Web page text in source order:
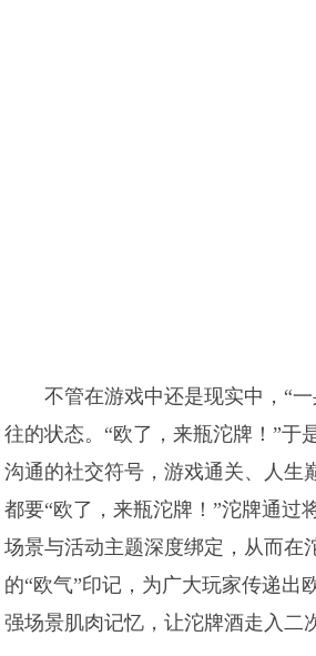
不管在游戏中还是现实中，“
往的状态。“欧了，来瓶沱牌！”于
沟通的社交符号，游戏通关、人
都要“欧了，来瓶沱牌！”沱牌通过
场景与活动主题深度绑定，从而在
的“欧气”印记，为广大玩家传递出
强场景肌肉记忆，让沱牌酒走入二